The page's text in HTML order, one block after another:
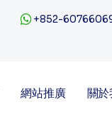
+852-
網站推廣 關